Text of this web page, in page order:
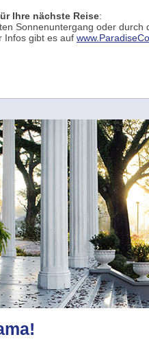
Ihre nächste Reise:
Sonnenuntergang oder
Infos gibt es auf